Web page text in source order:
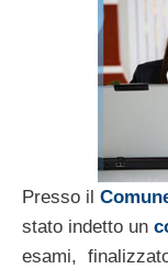
Presso il
stato indetto un
esami,